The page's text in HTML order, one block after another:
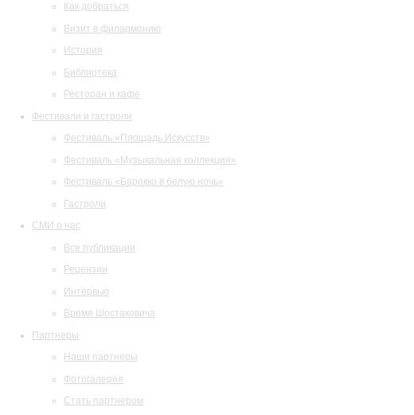
Как добраться
Визит в филармонию
История
Библиотека
Ресторан и кафе
Фестивали и гастроли
Фестиваль «Площадь Искусств»
Фестиваль «Музыкальная коллекция»
Фестиваль «Барокко в белую ночь»
Гастроли
СМИ о нас
Все публикации
Рецензии
Интервью
Время Шостаковича
Партнеры
Наши партнеры
Фотогалерея
Стать партнером